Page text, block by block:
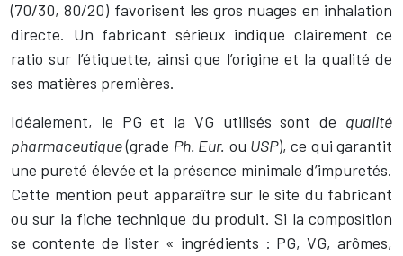
(70/30, 80/20) favorisent les gros nuages en inhalation
directe. Un fabricant sérieux indique clairement ce
ratio sur l’étiquette, ainsi que l’origine et la qualité de
ses matières premières.
Idéalement, le PG et la VG utilisés sont de qualité
pharmaceutique(grade Ph. Eur. ou USP), ce qui garantit
une pureté élevée et la présence minimale d’impuretés.
Cette mention peut apparaître sur le site du fabricant
ou sur la fiche technique du produit. Si la composition
se contente de lister « ingrédients : PG, VG, arômes,